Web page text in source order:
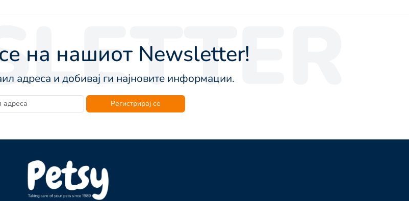
на нашиот Newsletter!
адреса и добивај ги најновите информации.
Регистрирај се